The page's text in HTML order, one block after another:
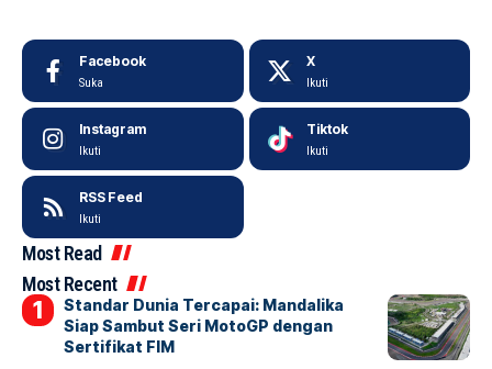
Facebook
Suka
X
Ikuti
Instagram
Ikuti
Tiktok
Ikuti
RSS Feed
Ikuti
Most Read
Most Recent
Standar Dunia Tercapai: Mandalika
Siap Sambut Seri MotoGP dengan
Sertifikat FIM